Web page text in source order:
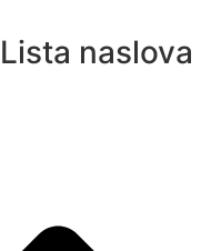
Lista naslova